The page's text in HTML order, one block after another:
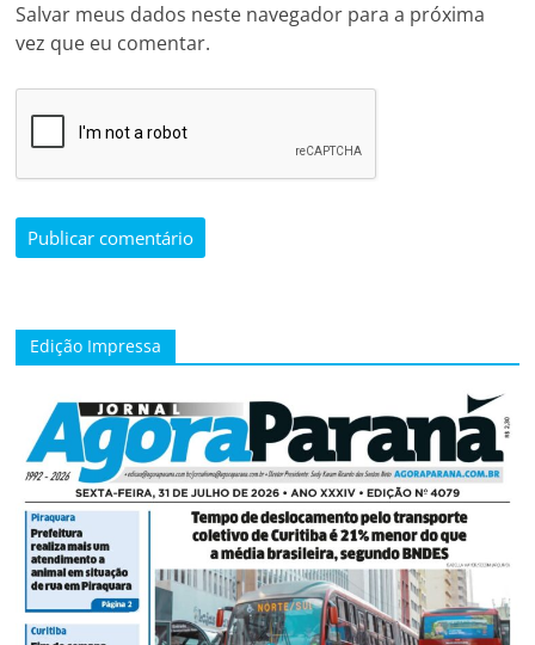
Salvar meus dados neste navegador para a próxima
vez que eu comentar.
Edição Impressa